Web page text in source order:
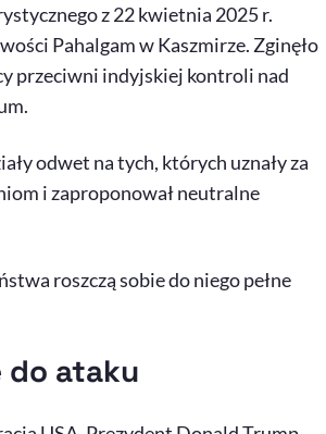
z 22 kwietnia 2025 r.
Pahalgam w Kaszmirze. Zginęło
przeciwni indyjskiej kontroli nad
odwet na tych, których uznały za
i zaproponował neutralne
roszczą sobie do niego pełne
do ataku